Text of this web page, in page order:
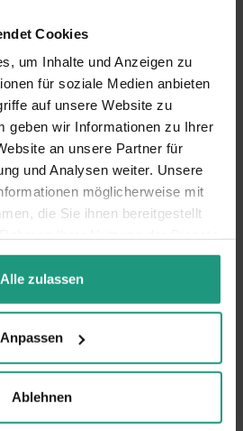
Cookies
um Inhalte und Anzeigen zu
für soziale Medien anbieten
auf unsere Website zu
geben wir Informationen zu Ihrer
an unsere Partner für
und Analysen weiter. Unsere
möglicherweise mit
die Sie ihnen bereitgestellt
Alle zulassen
Anpassen
Ablehnen
für digitale Community
und Employer Branding
60